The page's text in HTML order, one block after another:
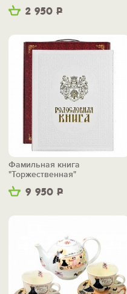
2 950 Р
9 950 Р
Фамильная книга
"Торжественная"